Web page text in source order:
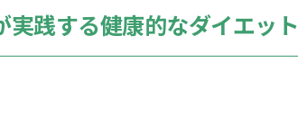
実践する健康的なダイエッ